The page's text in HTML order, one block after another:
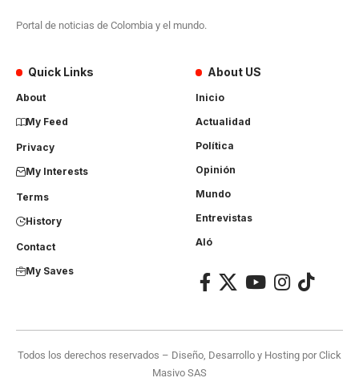
Portal de noticias de Colombia y el mundo.
Quick Links
About
My Feed
Privacy
My Interests
Terms
History
Contact
My Saves
About US
Inicio
Actualidad
Política
Opinión
Mundo
Entrevistas
Aló
Todos los derechos reservados – Diseño, Desarrollo y Hosting porClick
Masivo SAS